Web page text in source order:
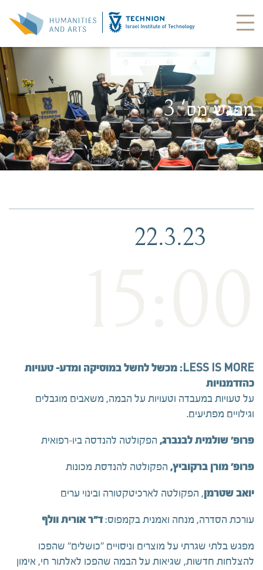
מפגש מס' 3
22.3.23
LESS IS MORE: מכשל לחשל במוסיקה ומדע- טעויות
כהזדמנויות
על טעויות במעבדה וטעויות על הבמה, משאבים מוגבלים
וגילויים מפתיעים.
פרופ' שולמית לבנברג, הפקולטה להנדסה ביו–רפואית
פרופ' מורן ברקוביץ, הפקולטה להנדסת מכונות
יואב שטרמן, הפקולטה לארכיטקטורה ובינוי ערים
עורכת הסדרה, מנחה ואמנית בקמפוס:ד"ר אורית וולף
מפגש בלתי שגרתי על מוצרים וניסויים "כושלים" שהפכו
להצלחות חדשות, שגיאות על הבמה שהפכו לאלתור חי, אימון